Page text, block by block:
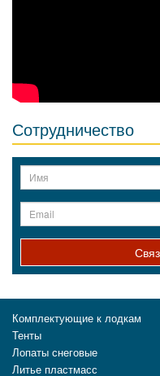
Сотрудничество
Комплектующие к лодкам
Тенты
Лопаты снеговые
Литье пластмасс